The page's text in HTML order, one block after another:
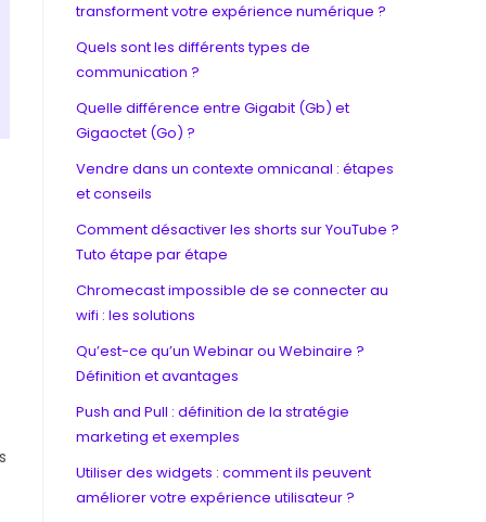
transforment votre expérience numérique ?
Quels sont les différents types de
communication ?
Quelle différence entre Gigabit (Gb) et
Gigaoctet (Go) ?
Vendre dans un contexte omnicanal : étapes
et conseils
Comment désactiver les shorts sur YouTube ?
Tuto étape par étape
Chromecast impossible de se connecter au
wifi : les solutions
Qu’est-ce qu’un Webinar ou Webinaire ?
Définition et avantages
Push and Pull : définition de la stratégie
marketing et exemples
Utiliser des widgets : comment ils peuvent
améliorer votre expérience utilisateur ?